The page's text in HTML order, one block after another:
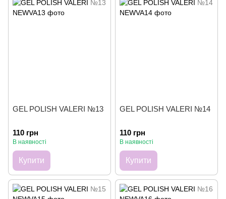
GEL POLISH VALERI №13
110 грн
В наявності
Купити
GEL POLISH VALERI №14
110 грн
В наявності
Купити